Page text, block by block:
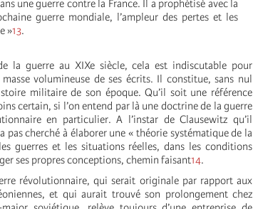
une guerre contre la France. Il a prophétisé avec la
guerre mondiale, l’ampleur des pertes et les
»13.
la guerre au XIXe siècle, cela est indiscutable pour
volumineuse de ses écrits. Il constitue, sans nul
militaire de son époque. Qu’il soit une référence
certain, si l’on entend par là une doctrine de la guerre
en particulier. A l’instar de Clausewitz qu’il
cherché à élaborer une « théorie systématique de la
guerres et les situations réelles, dans les conditions
ses propres conceptions, chemin faisant14.
révolutionnaire, qui serait originale par rapport aux
et qui aurait trouvé son prolongement chez